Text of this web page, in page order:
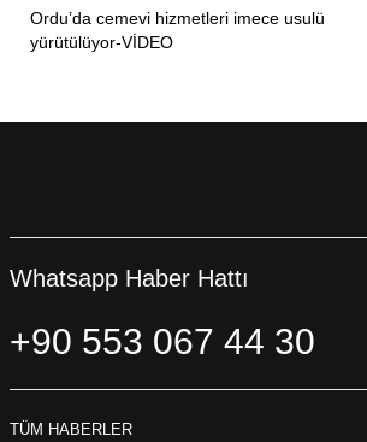
Ordu’da cemevi hizmetleri imece usulü
yürütülüyor-VİDEO
Whatsapp Haber Hattı
+90 553 067 44 30
TÜM HABERLER